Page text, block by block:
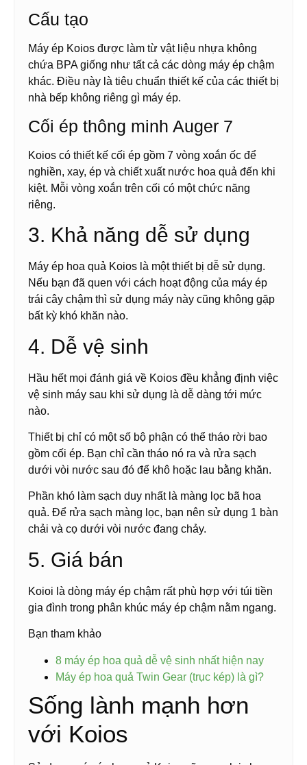
Cấu tạo
Máy ép Koios được làm từ vật liệu nhựa không
chứa BPA giống như tất cả các dòng máy ép chậm
khác. Điều này là tiêu chuẩn thiết kế của các thiết bị
nhà bếp không riêng gì máy ép.
Cối ép thông minh Auger 7
Koios có thiết kế cối ép gồm 7 vòng xoắn ốc để
nghiền, xay, ép và chiết xuất nước hoa quả đến khi
kiệt. Mỗi vòng xoắn trên cối có một chức năng
riêng.
3. Khả năng dễ sử dụng
Máy ép hoa quả Koios là một thiết bị dễ sử dụng.
Nếu bạn đã quen với cách hoạt động của máy ép
trái cây chậm thì sử dụng máy này cũng không gặp
bất kỳ khó khăn nào.
4. Dễ vệ sinh
Hầu hết mọi đánh giá về Koios đều khẳng định việc
vệ sinh máy sau khi sử dụng là dễ dàng tới mức
nào.
Thiết bị chỉ có một số bộ phận có thể tháo rời bao
gồm cối ép. Bạn chỉ cần tháo nó ra và rửa sạch
dưới vòi nước sau đó để khô hoặc lau bằng khăn.
Phần khó làm sạch duy nhất là màng lọc bã hoa
quả. Để rửa sạch màng lọc, bạn nên sử dụng 1 bàn
chải và cọ dưới vòi nước đang chảy.
5. Giá bán
Koioi là dòng máy ép chậm rất phù hợp với túi tiền
gia đình trong phân khúc máy ép chậm nằm ngang.
Bạn tham khảo
8 máy ép hoa quả dễ vệ sinh nhất hiện nay
Máy ép hoa quả Twin Gear (trục kép) là gì?
Sống lành mạnh hơn
với Koios